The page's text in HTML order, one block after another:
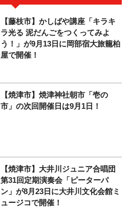
【藤枝市】かしばや講座「キラキ
ラ光る 泥だんごをつくってみよ
う！」が9月13日に岡部宿大旅籠柏
屋で開催！
【焼津市】焼津神社朝市「壱の
市」の次回開催日は9月1日！
【焼津市】大井川ジュニア合唱団
第31回定期演奏会「ピーターパ
ン」が8月23日に大井川文化会館ミ
ュージコで開催！